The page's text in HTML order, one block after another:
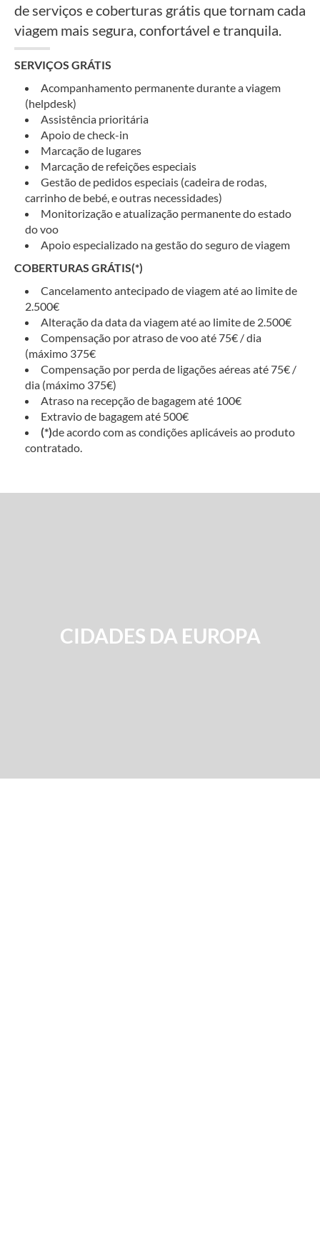
de serviços e coberturas grátis que tornam cada
viagem mais segura, confortável e tranquila.
SERVIÇOS GRÁTIS
Acompanhamento permanente durante a viagem
(helpdesk)
Assistência prioritária
Apoio de check-in
Marcação de lugares
Marcação de refeições especiais
Gestão de pedidos especiais (cadeira de rodas,
carrinho de bebé, e outras necessidades)
Monitorização e atualização permanente do estado
do voo
Apoio especializado na gestão do seguro de viagem
COBERTURAS GRÁTIS(*)
Cancelamento antecipado de viagem até ao limite de
2.500€
Alteração da data da viagem até ao limite de 2.500€
Compensação por atraso de voo até 75€ / dia
(máximo 375€
Compensação por perda de ligações aéreas até 75€ /
dia (máximo 375€)
Atraso na recepção de bagagem até 100€
Extravio de bagagem até 500€
(*)de acordo com as condições aplicáveis ao produto
contratado.
CIDADES DA EUROPA